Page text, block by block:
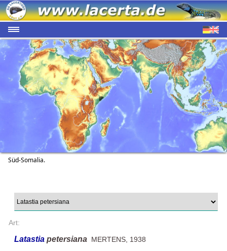
Süd-Somalia.
Art:
Latastia petersiana MERTENS, 1938